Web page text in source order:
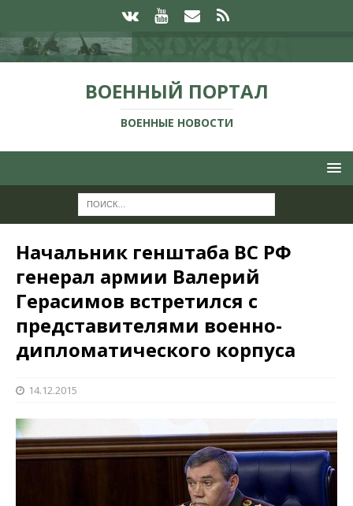
ВОЕННЫЙ ПОРТАЛ
ВОЕННЫЕ НОВОСТИ
Начальник генштаба ВС РФ
генерал армии Валерий
Герасимов встретился с
представителями военно-
дипломатического корпуса
14.12.2015